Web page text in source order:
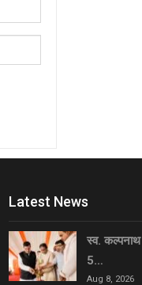
Latest News
स्व. कल्पनाथ
5…
Aug 8, 2026